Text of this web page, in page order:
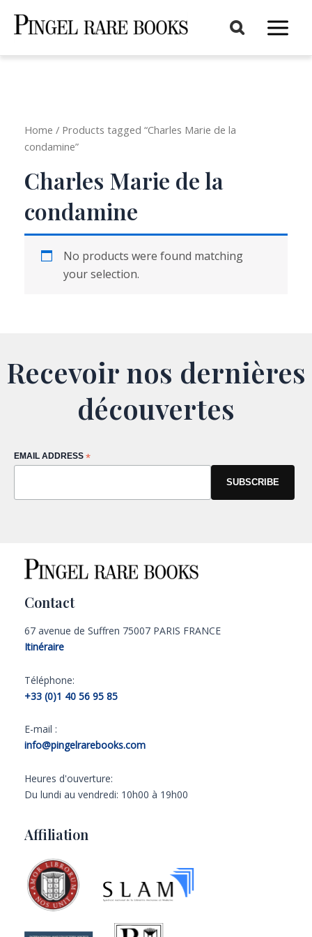
Main
Home / Products tagged “Charles Marie de la
condamine”
Charles Marie de la
condamine
No products were found matching
your selection.
Recevoir nos dernières
découvertes
EMAIL ADDRESS *
Contact
67 avenue de Suffren 75007 PARIS FRANCE
Itinéraire
Téléphone:
+33 (0)1 40 56 95 85
E-mail :
info@pingelrarebooks.com
Heures d'ouverture:
Du lundi au vendredi: 10h00 à 19h00
Affiliation